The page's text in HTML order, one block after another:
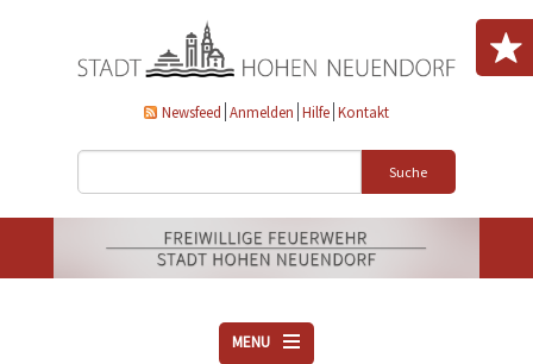
Newsfeed Anmelden Hilfe Kontakt
Suche
MENU